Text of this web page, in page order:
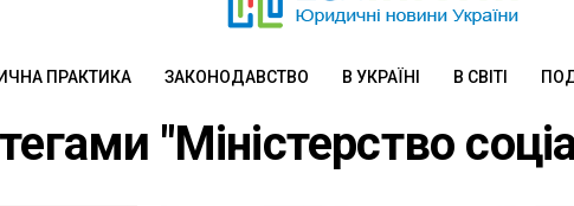
ПРАКТИКА ЗАКОНОДАВСТВО В УКРАЇНІ В СВІТІ
тегами "Міністерство